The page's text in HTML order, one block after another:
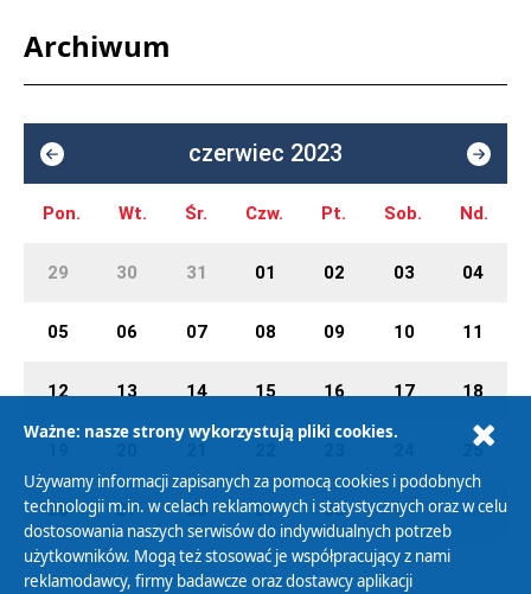
Archiwum
czerwiec 2023
Pon. Wt. Śr. Czw. Pt. Sob. Nd.
29 30 31 01 02 03 04
05 06 07 08 09 10 11
12 13 14 15 16 17 18
25
26 27 28 29 30 01 02
Ważne: nasze strony wykorzystują pliki cookies.
Używamy informacji zapisanych za pomocą cookies i podobnych
technologii m.in. w celach reklamowych i statystycznych oraz w celu
dostosowania naszych serwisów do indywidualnych potrzeb
użytkowników. Mogą też stosować je współpracujący z nami
reklamodawcy, firmy badawcze oraz dostawcy aplikacji